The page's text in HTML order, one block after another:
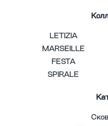
LETIZIA
MARSEILLE
FESTA
SPIRALE